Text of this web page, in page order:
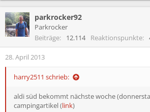
parkrocker92
Parkrocker
Beiträge
12.114 Reaktionspunkte
28. April 2013
harry2511 schrieb:
aldi süd bekommt nächste woche
campingartikel (link)